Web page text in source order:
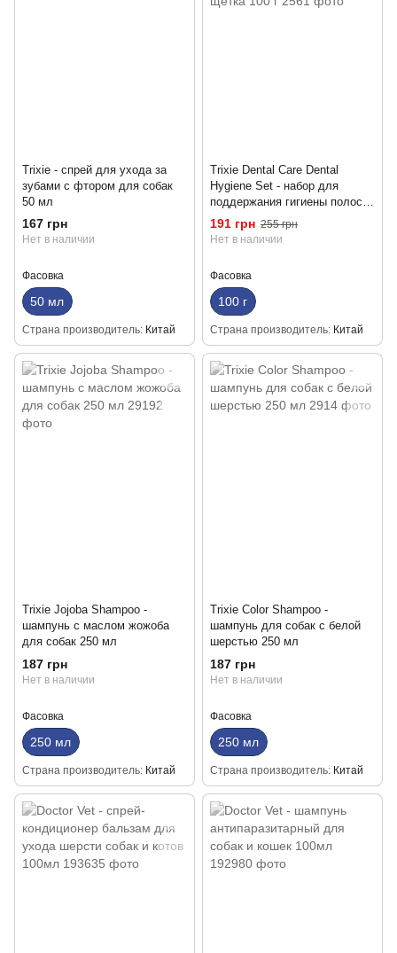
Trixie - спрей для ухода за
зубами с фтором для собак
50 мл
167 грн
Нет в наличии
Фасовка
50 мл
Страна производитель Китай
Trixie Dental Care Dental
Hygiene Set - набор для
поддержания гигиены полости
рта, зубная паста и щетка 100
г
191 грн 255 грн
Нет в наличии
Фасовка
100 г
Страна производитель Китай
Trixie Jojoba Shampoo -
шампунь с маслом жожоба
для собак 250 мл
187 грн
Нет в наличии
Фасовка
250 мл
Страна производитель Китай
Trixie Color Shampoo -
шампунь для собак с белой
шерстью 250 мл
187 грн
Нет в наличии
Фасовка
250 мл
Страна производитель Китай